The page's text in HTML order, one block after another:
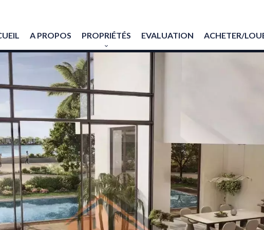
A PROPOS PROPRIÉTÉS EVALUATION ACHETER/